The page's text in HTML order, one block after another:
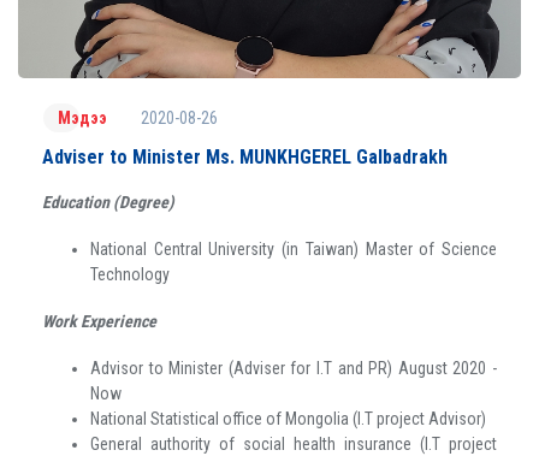
Мэдээ 2020-08-26
Adviser to Minister Ms. MUNKHGEREL Galbadrakh
Education (Degree)
National Central University (in Taiwan) Master of Science
Technology
Work Experience
Advisor to Minister (Adviser for I.T and PR) August 2020 -
Now
National Statistical office of Mongolia ( I.T project Advisor)
General authority of social health insurance (I.T project